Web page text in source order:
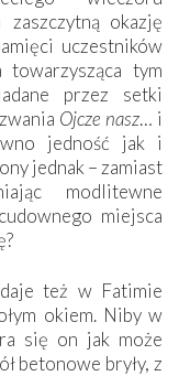
okazję
uczestników
towarzysząca tym
przez setki
Ojcze nasz… i
jedność jak i
jednak – zamiast
modlitewne
miejsca
też w Fatimie
okiem. Niby w
się on jak może
betonowe bryły, z